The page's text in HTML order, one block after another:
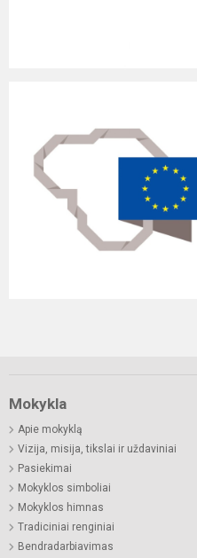
Mokykla
Apie mokyklą
Vizija, misija, tikslai ir uždaviniai
Pasiekimai
Mokyklos simboliai
Mokyklos himnas
Tradiciniai renginiai
Bendradarbiavimas